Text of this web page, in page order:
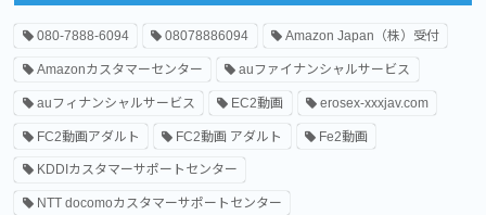
080-7888-6094 08078886094 Amazon Japan（株）受付
Amazonカスタマーセンター auファイナンシャルサービス
auフィナンシャルサービス EC2動画 erosex-xxxjav.com
FC2動画アダルト FC2動画 アダルト Fe2動画
KDDIカスタマーサポートセンター
NTT docomoカスタマーサポートセンター